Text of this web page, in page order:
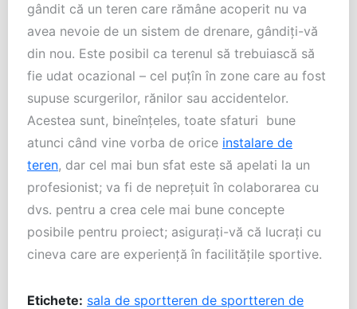
gândit că un teren care rămâne acoperit nu va
avea nevoie de un sistem de drenare, gândiți-vă
din nou. Este posibil ca terenul să trebuiască să
fie udat ocazional – cel puțîn în zone care au fost
supuse scurgerilor, rănilor sau accidentelor.
Acestea sunt, bineînțeles, toate sfaturi bune
atunci când vine vorba de orice instalare de
teren, dar cel mai bun sfat este să apelati la un
profesionist; va fi de neprețuit în colaborarea cu
dvs. pentru a crea cele mai bune concepte
posibile pentru proiect; asigurați-vă că lucrați cu
cineva care are experiență în facilitățile sportive.
Etichete: sala de sportteren de sportteren de